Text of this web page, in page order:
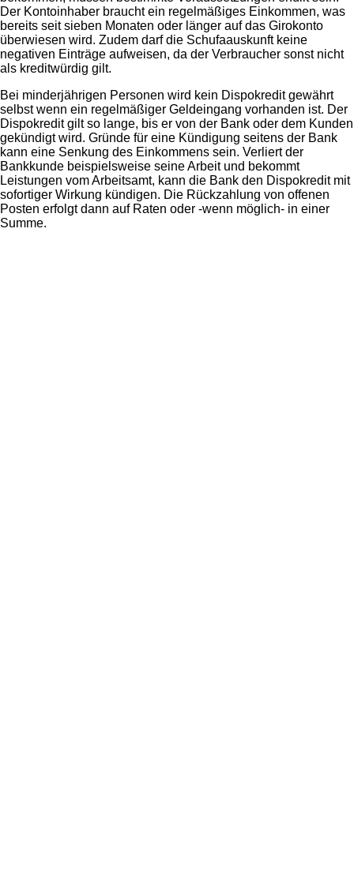
Der Kontoinhaber braucht ein regelmäßiges Einkommen, was
bereits seit sieben Monaten oder länger auf das Girokonto
überwiesen wird. Zudem darf die Schufaauskunft keine
negativen Einträge aufweisen, da der Verbraucher sonst nicht
als kreditwürdig gilt.
Bei minderjährigen Personen wird kein Dispokredit gewährt
selbst wenn ein regelmäßiger Geldeingang vorhanden ist. Der
Dispokredit gilt so lange, bis er von der Bank oder dem Kunden
gekündigt wird. Gründe für eine Kündigung seitens der Bank
kann eine Senkung des Einkommens sein. Verliert der
Bankkunde beispielsweise seine Arbeit und bekommt
Leistungen vom Arbeitsamt, kann die Bank den Dispokredit mit
sofortiger Wirkung kündigen. Die Rückzahlung von offenen
Posten erfolgt dann auf Raten oder -wenn möglich- in einer
Summe.